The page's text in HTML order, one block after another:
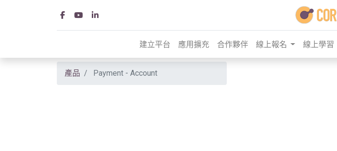
建立平台 應用擴充 合作夥伴 線上報名 線上學習
產品 Payment - Account